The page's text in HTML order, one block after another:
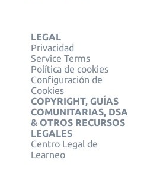
LEGAL
Privacidad
Service Terms
Política de cookies
Configuración de
Cookies
COPYRIGHT, GUÍAS
COMUNITARIAS, DSA
& OTROS RECURSOS
LEGALES
Centro Legal de
Learneo